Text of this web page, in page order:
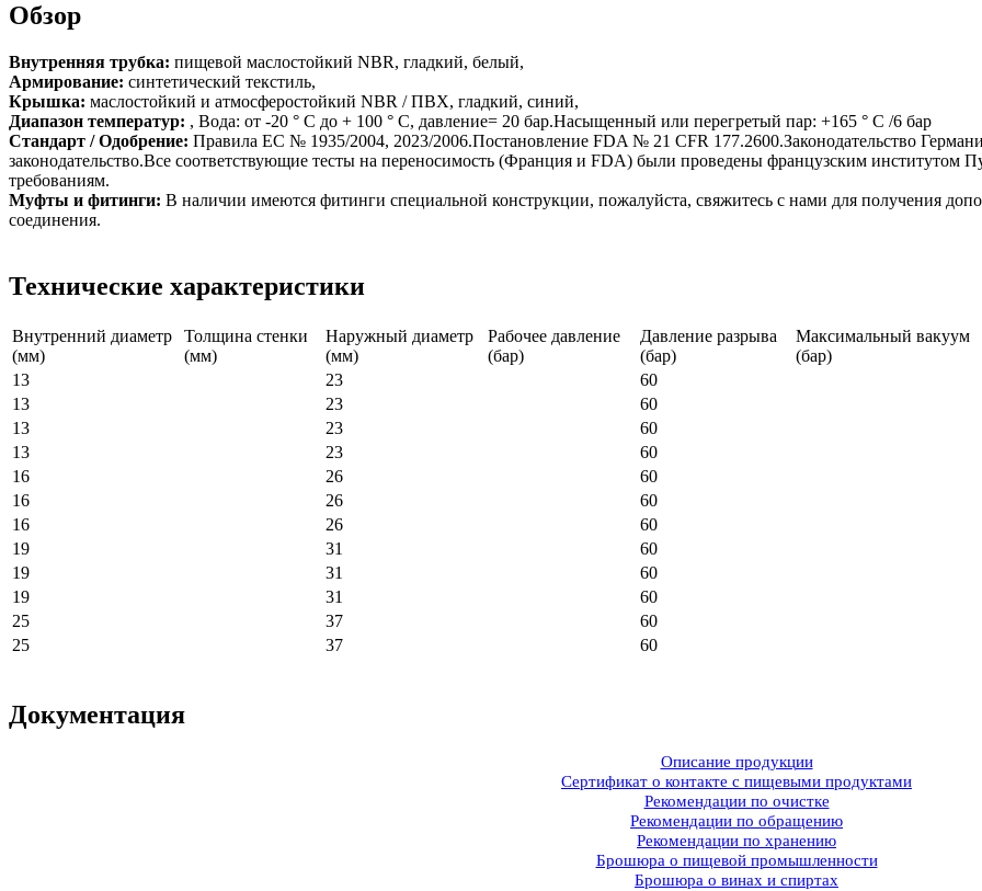
Обзор
Внутренняя трубка: пищевой маслостойкий NBR, гладкий, белый,
Армирование: синтетический текстиль,
Крышка: маслостойкий и атмосферостойкий NBR / ПВХ, гладкий, синий,
Диапазон температур: , Вода: от -20 ° C до + 100 ° C, давление= 20 бар.Насыщенный или перегретый пар: +165 ° C /6 бар
Стандарт / Одобрение: Правила ЕС № 1935/2004, 2023/2006.Постановление FDA № 21 CFR 177.2600.Законодательство
законодательство.Все соответствующие тесты на переносимость (Франция и FDA) были проведены французским институтом
требованиям.
Муфты и фитинги: В наличии имеются фитинги специальной конструкции, пожалуйста, свяжитесь с нами для получения
соединения.
Технические характеристики
Внутренний диаметр
(мм)
Толщина стенки
(мм)
Наружный диаметр
(мм)
Рабочее давление
(бар)
Давление разрыва
(бар)
Максимальный вакуум
(бар)
13
23
60
13
23
60
13
23
60
13
23
60
16
26
60
16
26
60
16
26
60
19
31
60
19
31
60
19
31
60
25
37
60
25
37 60
Документация
Описание продукции
Сертификат о контакте с пищевыми продуктами
Рекомендации по очистке
Рекомендации по обращению
Рекомендации по хранению
Брошюра о пищевой промышленности
Брошюра о винах и спиртах